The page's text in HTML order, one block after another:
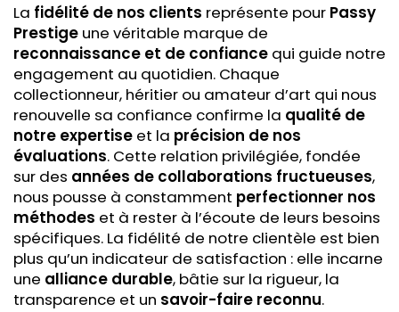
La fidélité de nos clients représente pour Passy
Prestige une véritable marque de
reconnaissance et de confiance qui guide notre
engagement au quotidien. Chaque
collectionneur, héritier ou amateur d’art qui nous
renouvelle sa confiance confirme la qualité de
notre expertise et la précision de nos
évaluations. Cette relation privilégiée, fondée
sur des années de collaborations fructueuses,
nous pousse à constamment perfectionner nos
méthodes et à rester à l’écoute de leurs besoins
spécifiques. La fidélité de notre clientèle est bien
plus qu’un indicateur de satisfaction : elle incarne
une alliance durable, bâtie sur la rigueur, la
transparence et un savoir-faire reconnu.